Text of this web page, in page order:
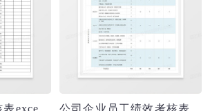
车间员工绩效考核表excel模板
公司企业员工绩效考核表excel模板